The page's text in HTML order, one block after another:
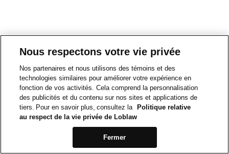
Nous respectons votre vie privée
Nos partenaires et nous utilisons des témoins et des
technologies similaires pour améliorer votre expérience en
fonction de vos activités. Cela comprend la personnalisation
des publicités et du contenu sur nos sites et applications de
tiers. Pour en savoir plus, consultez la
Politique relative
au respect de la vie privée de Loblaw
Fermer